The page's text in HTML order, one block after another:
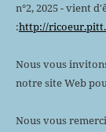
n°2, 2025 - vient
:http://
Nous vous
notre site Web
Nous vous